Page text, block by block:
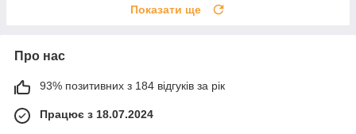
Показати ще
Про нас
93% позитивних з 184 відгуків за рік
Працює з 18.07.2024